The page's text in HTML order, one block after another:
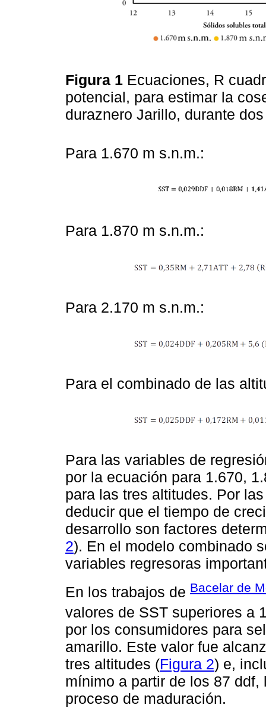
Figura 1 Ecuaciones, R
potencial, para estimar la
duraznero Jarillo, durante
Para 1.670 m s.n.m.:
Para 1.870 m s.n.m.:
Para 2.170 m s.n.m.:
Para el combinado de las
Para las variables de
por la ecuación para 1.670,
para las tres altitudes. Por
deducir que el tiempo de
desarrollo son factores
2). En el modelo combinado
variables regresoras
En los trabajos de Bacelar de
valores de SST superiores a
por los consumidores para
amarillo. Este valor fue
tres altitudes (Figura 2) e,
mínimo a partir de los 87
proceso de maduración.